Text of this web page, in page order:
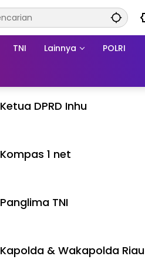
TNI Lainnya POLRI
Ketua DPRD Inhu
Kompas 1 net
Panglima TNI
Kapolda & Wakapolda Riau